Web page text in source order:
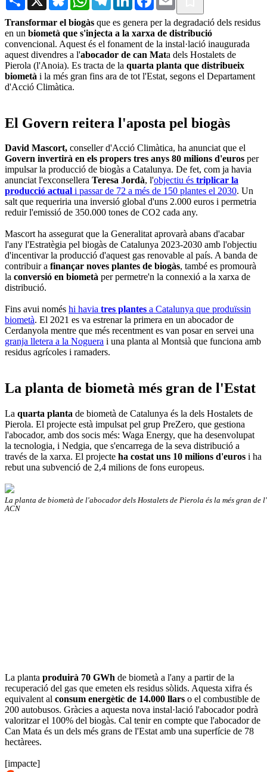
Transformar el biogàs que es genera per la degradació dels residus
en un biometà que s'injecta a la xarxa de distribució
convencional. Aquest és el fonament de la instal·lació inaugurada
aquest divendres a l'abocador de can Mata dels Hostalets de
Pierola (l'Anoia). Es tracta de la quarta planta que distribueix
biometà i la més gran fins ara de tot l'Estat, segons el Departament
d'Acció Climàtica.
El Govern reitera l'aposta pel biogàs
David Mascort, conseller d'Acció Climàtica, ha anunciat que el
Govern invertirà en els propers tres anys 80 milions d'euros per
impulsar la producció de biogàs a Catalunya. De fet, com ja havia
anunciat l'exconsellera Teresa Jordà, l'objectiu és triplicar la
producció actual i passar de 72 a més de 150 plantes el 2030. Un
salt que requeriria una inversió global d'uns 2.000 euros i permetria
reduir l'emissió de 350.000 tones de CO2 cada any.
Mascort ha assegurat que la Generalitat aprovarà abans d'acabar
l'any l'Estratègia pel biogàs de Catalunya 2023-2030 amb l'objectiu
d'incentivar la producció d'aquest gas renovable al país. A banda de
contribuir a finançar noves plantes de biogàs, també es promourà
la conversió en biometà per permetre'n la connexió a la xarxa de
distribució.
Fins avui només hi havia tres plantes a Catalunya que produïssin
biometà. El 2021 es va estrenar la primera en un abocador de
Cerdanyola mentre que més recentment es van posar en servei una
granja lletera a la Noguera i una planta al Montsià que funciona amb
residus agrícoles i ramaders.
La planta de biometà més gran de l'Estat
La quarta planta de biometà de Catalunya és la dels Hostalets de
Pierola. El projecte està impulsat pel grup PreZero, que gestiona
l'abocador, amb dos socis més: Waga Energy, que ha desenvolupat
la tecnologia, i Nedgia, que s'encarrega de la seva distribució a
través de la xarxa. El projecte ha costat uns 10 milions d'euros i ha
rebut una subvenció de 2,4 milions de fons europeus.
La planta de biometà de l'abocador dels Hostalets de Pierola és la més gran
ACN
La planta produirà 70 GWh de biometà a l'any a partir de la
recuperació del gas que emeten els residus sòlids. Aquesta xifra és
equivalent al consum energètic de 14.000 llars o el combustible de
200 autobusos. Gràcies a aquesta nova instal·lació l'abocador podrà
valoritzar el 100% del biogàs. Cal tenir en compte que l'abocador de
Can Mata és un dels més grans de l'Estat amb una superfície de 78
hectàrees.
[impacte]